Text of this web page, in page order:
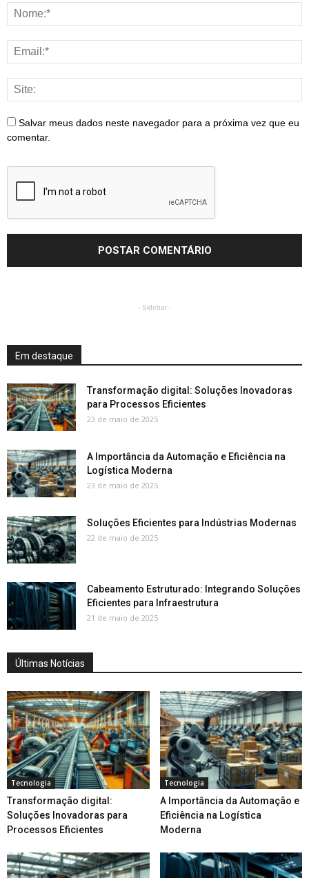
Salvar meus dados neste navegador para a próxima vez que eu
comentar.
- Sidebar -
Em destaque
Transformação digital: Soluções Inovadoras
para Processos Eficientes
23 de maio de 2025
A Importância da Automação e Eficiência na
Logística Moderna
23 de maio de 2025
Soluções Eficientes para Indústrias Modernas
22 de maio de 2025
Cabeamento Estruturado: Integrando Soluções
Eficientes para Infraestrutura
21 de maio de 2025
Últimas Notícias
Tecnologia
Transformação digital:
Soluções Inovadoras para
Processos Eficientes
Tecnologia
A Importância da Automação e
Eficiência na Logística
Moderna